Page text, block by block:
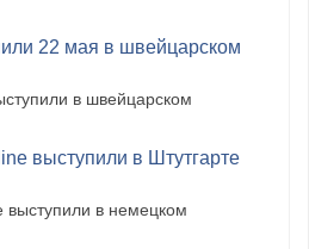
22 мая в швейцарском
в швейцарском
выступили в Штутгарте
в немецком